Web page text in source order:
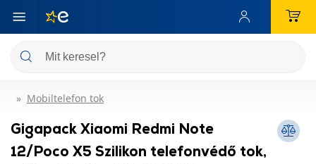
Mobiltelefon tok
Gigapack Xiaomi Redmi Note
12/Poco X5 Szilikon telefonvédő tok,